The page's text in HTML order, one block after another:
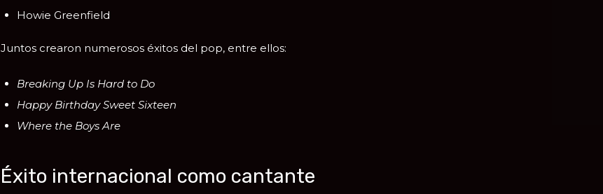
Howie Greenfield
Juntos crearon numerosos éxitos del pop, entre ellos:
Breaking Up Is Hard to Do
Happy Birthday Sweet Sixteen
Where the Boys Are
Éxito internacional como cantante